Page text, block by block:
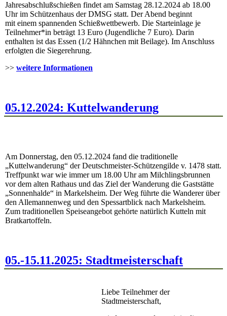
Jahresabschlußschießen findet am Samstag 28.12.2024 ab 18.00
Uhr im Schützenhaus der DMSG statt. Der Abend beginnt
mit einem spannenden Schießwettbewerb. Die Starteinlage je
Teilnehmer*in beträgt 13 Euro (Jugendliche 7 Euro). Darin
enthalten ist das Essen (1/2 Hähnchen mit Beilage). Im Anschluss
erfolgten die Siegerehrung.
>> weitere Informationen
05.12.2024: Kuttelwanderung
Am Donnerstag, den 05.12.2024 fand die traditionelle
„Kuttelwanderung“ der Deutschmeister-Schützengilde v. 1478 statt.
Treffpunkt war wie immer um 18.00 Uhr am Milchlingsbrunnen
vor dem alten Rathaus und das Ziel der Wanderung die Gaststätte
„Sonnenhalde“ in Markelsheim. Der Weg führte die Wanderer über
den Allemannenweg und den Spessartblick nach Markelsheim.
Zum traditionellen Speiseangebot gehörte natürlich Kutteln mit
Bratkartoffeln.
05.-15.11.2025: Stadtmeisterschaft
Liebe Teilnehmer der
Stadtmeisterschaft,